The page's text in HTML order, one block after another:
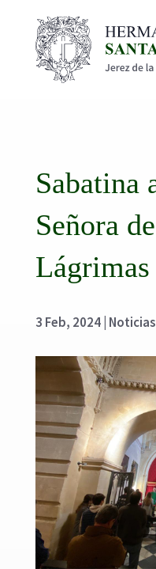
Sabatina
Señora
Lágrimas
3 Feb, 2024| Noticias